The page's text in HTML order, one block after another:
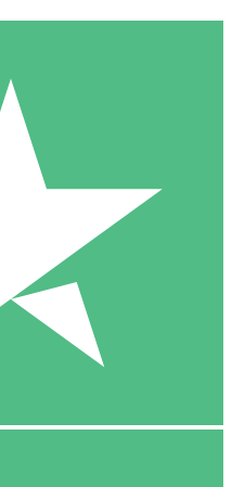
Individuali
Nessun impegno
00